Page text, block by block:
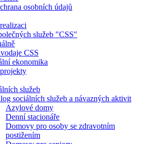
osobních údajů
služeb "CSS"
CSS
ekonomika
služeb
sociálních služeb a návazných aktivit
Azylové domy
Denní stacionáře
Domovy pro osoby se zdravotním
postižením